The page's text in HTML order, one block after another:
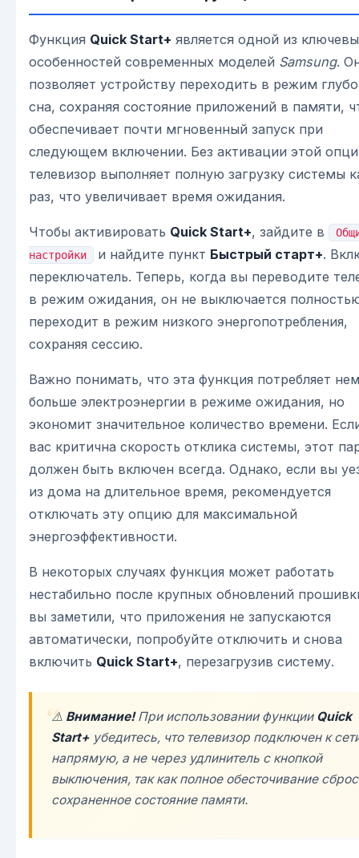
Функция Quick Start+ является одной из
особенностей современных моделей Samsung.
позволяет устройству переходить в режим
сна, сохраняя состояние приложений в памяти,
обеспечивает почти мгновенный запуск при
следующем включении. Без активации этой
телевизор выполняет полную загрузку системы
раз, что увеличивает время ожидания.
Чтобы активировать Quick Start+, зайдите в
настройки
и найдите пункт Быстрый старт+.
переключатель. Теперь, когда вы переводите
в режим ожидания, он не выключается
переходит в режим низкого энергопотребления,
сохраняя сессию.
Важно понимать, что эта функция потребляет
больше электроэнергии в режиме ожидания, но
экономит значительное количество времени.
вас критична скорость отклика системы, этот
должен быть включен всегда. Однако, если вы
из дома на длительное время, рекомендуется
отключать эту опцию для максимальной
энергоэффективности.
В некоторых случаях функция может работать
нестабильно после крупных обновлений
вы заметили, что приложения не запускаются
автоматически, попробуйте отключить и снова
включить Quick Start+, перезагрузив систему.
⚠️ Внимание!При использовании функции Quick
Start+ убедитесь, что телевизор подключен к
напрямую, а не через удлинитель с кнопкой
выключения, так как полное обесточивание
сохраненное состояние памяти.